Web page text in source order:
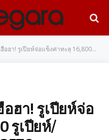
ะลุ 16,800 รูเปียห์/ดอลลาร์สหรัฐฯ ปี 2570 – อินโดนีเซียเตรียมผงาดในเวทีโลก?
ฮา! รูเปียห์จ่อ
รูเปียห์/